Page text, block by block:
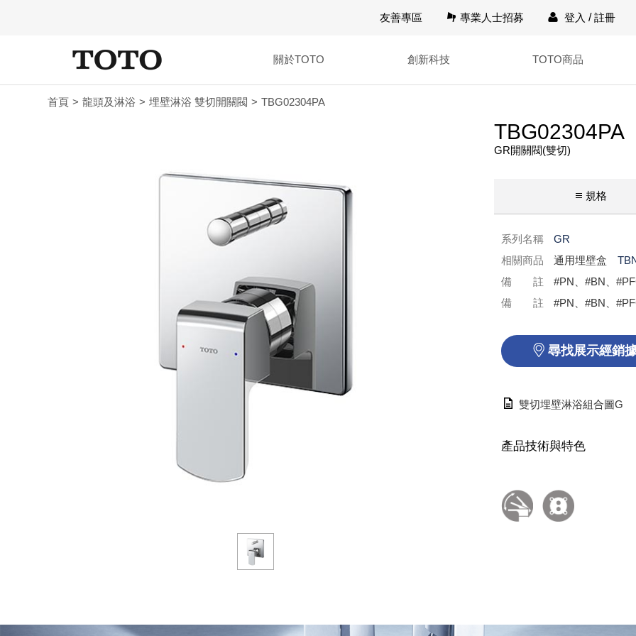
友善專區 專業人士招募 登入 /註冊
關於TOTO 創新科技 TOTO商品
首頁 龍頭及淋浴 埋壁淋浴 雙切開關閥 TBG02304PA
TBG02304PA
GR開關閥(雙切)
規格
系列名稱
GR
相關商品
通用埋壁盒
備 註
#PN、#BN、
備 註
#PN、#BN、
尋找展示經銷
雙切埋壁淋浴組合圖G
產品技術與特色